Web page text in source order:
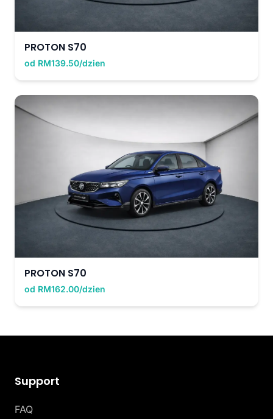
PROTON S70
od RM139.50/dzien
PROTON S70
od RM162.00/dzien
Support
FAQ